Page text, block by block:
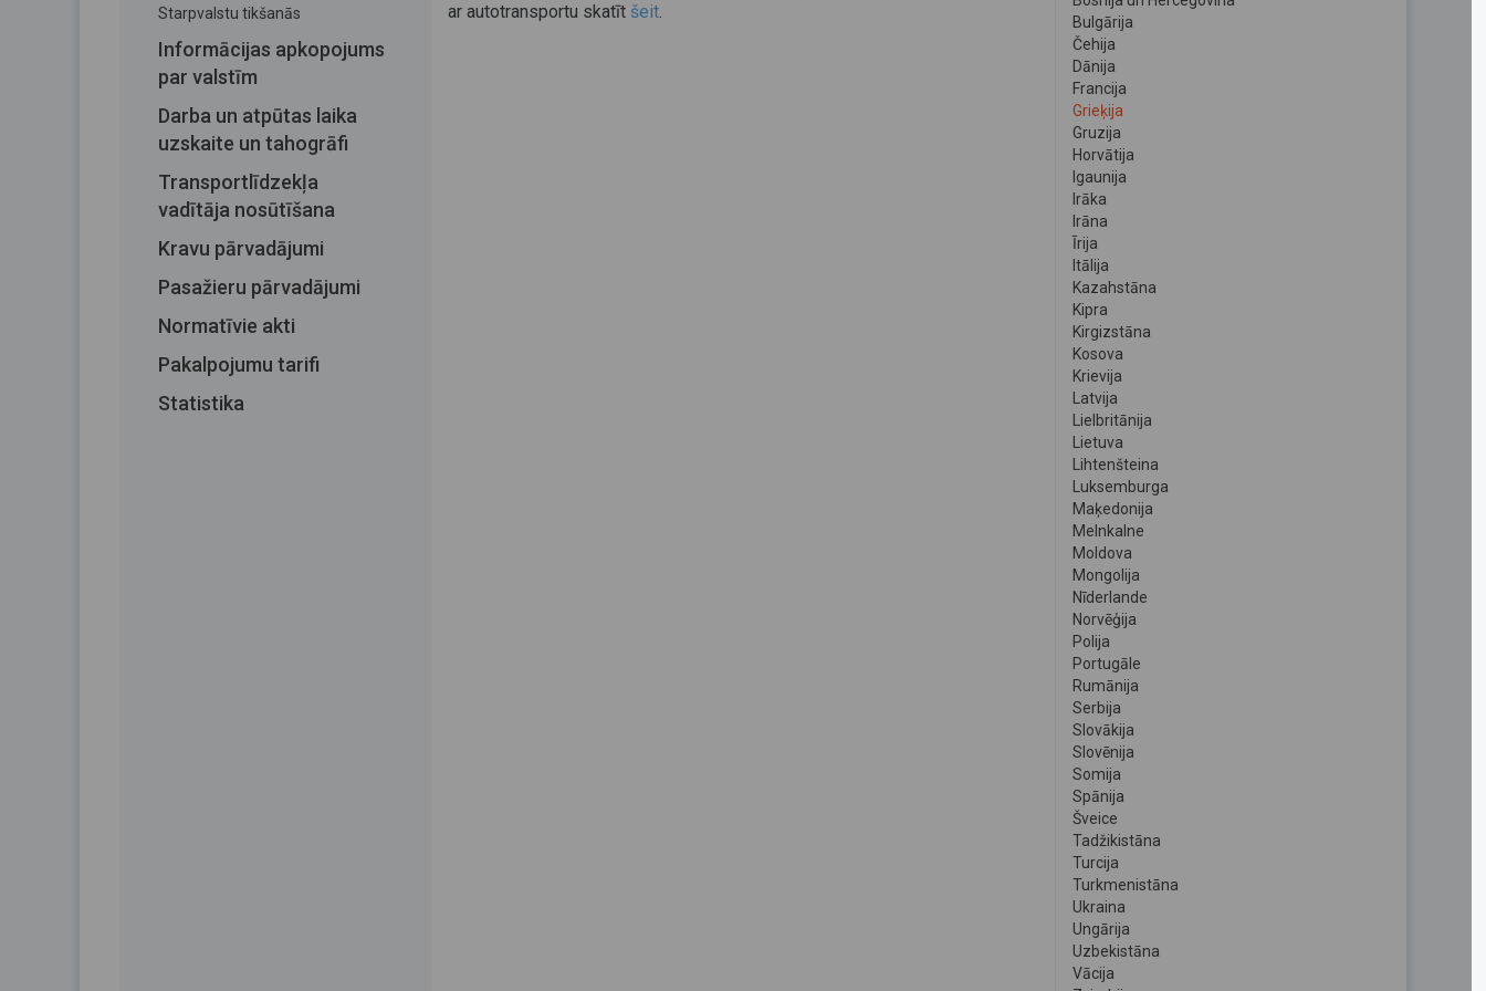
Starpvalstu tikšanās
Informācijas apkopojums
par valstīm
Darba un atpūtas laika
uzskaite un tahogrāfi
Transportlīdzekļa
vadītāja nosūtīšana
Kravu pārvadājumi
Pasažieru pārvadājumi
Normatīvie akti
Pakalpojumu tarifi
Statistika
ar autotransportu skatīt šeit.
Bulgārija
Čehija
Dānija
Francija
Grieķija
Gruzija
Horvātija
Igaunija
Irāka
Irāna
Īrija
Itālija
Kazahstāna
Kipra
Kirgizstāna
Kosova
Krievija
Latvija
Lielbritānija
Lietuva
Lihtenšteina
Luksemburga
Maķedonija
Melnkalne
Moldova
Mongolija
Nīderlande
Norvēģija
Polija
Portugāle
Rumānija
Serbija
Slovākija
Slovēnija
Somija
Spānija
Šveice
Tadžikistāna
Turcija
Turkmenistāna
Ukraina
Ungārija
Uzbekistāna
Vācija